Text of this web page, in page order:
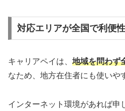
対応エリアが全国で利便
キャリアペイは、 地域を問わず
なため、地方在住者にも使いや
インターネット環境があれば申